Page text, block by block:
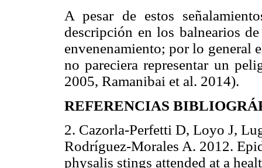
A pesar de estos
descripción en los balnearios
envenenamiento; por lo general
no pareciera representar un
2005, Ramanibai et al. 2014).
REFERENCIAS
2. Cazorla-Perfetti D, Loyo J,
Rodríguez-Morales A. 2012.
physalis stings attended at a